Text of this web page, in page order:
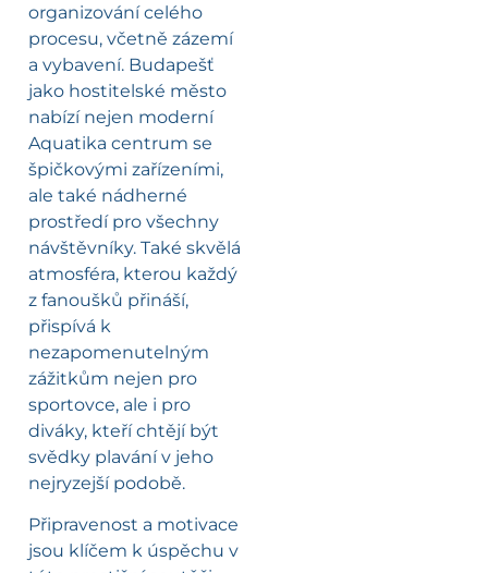
organizování celého
procesu, včetně zázemí
a vybavení. Budapešť
jako hostitelské město
nabízí nejen moderní
Aquatika centrum se
špičkovými zařízeními,
ale také nádherné
prostředí pro všechny
návštěvníky. Také skvělá
atmosféra, kterou každý
z fanoušků přináší,
přispívá k
nezapomenutelným
zážitkům nejen pro
sportovce, ale i pro
diváky, kteří chtějí být
svědky plavání v jeho
nejryzejší podobě.
Připravenost a motivace
jsou klíčem k úspěchu v